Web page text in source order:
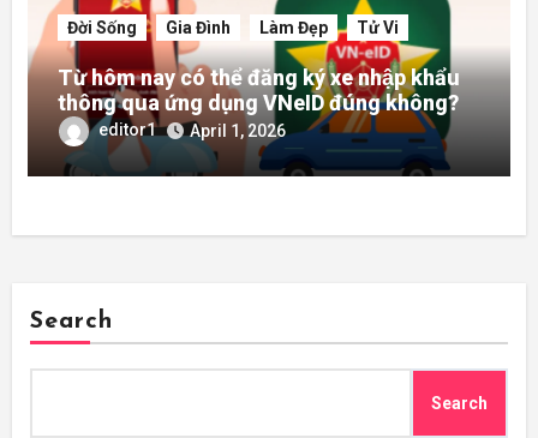
Đời Sống Gia Đình Làm Đẹp Tử Vi
Từ hôm nay có thể đăng ký xe nhập khẩu
thông qua ứng dụng VNeID đúng không?
editor1 April 1, 2026
Search
Search